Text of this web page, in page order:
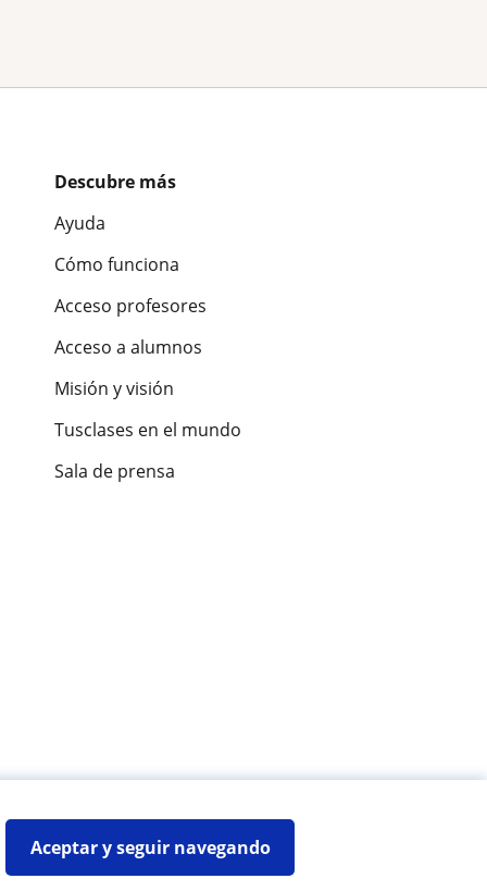
Aceptar y seguir navegando
Descubre más
Ayuda
Cómo funciona
Acceso profesores
Acceso a alumnos
Misión y visión
Tusclases en el mundo
Sala de prensa
Mapa web:Profesores particulares